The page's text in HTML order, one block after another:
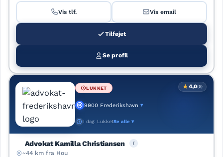
Vis tlf. Vis email
Tilføjet
Se profil
LUKKET
9900 Frederikshavn ▾
I dag: LukketSe alle ▾
★4,0(5)
Advokat Kamilla Christiansen i
~44 km fra Hou